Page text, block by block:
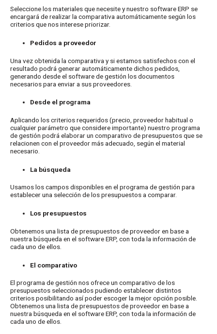
Seleccione los materiales que necesite y nuestro software ERP se
encargará de realizar la comparativa automáticamente según los
criterios que nos interese priorizar.
Pedidos a proveedor
Una vez obtenida la comparativa y si estamos satisfechos con el
resultado podrá generar automáticamente dichos pedidos,
generando desde el software de gestión los documentos
necesarios para enviar a sus proveedores.
Desde el programa
Aplicando los criterios requeridos (precio, proveedor habitual o
cualquier parámetro que considere importante) nuestro programa
de gestión podrá elaborar un comparativo de presupuestos que se
relacionen con el proveedor más adecuado, según el material
necesario.
La búsqueda
Usamos los campos disponibles en el programa de gestión para
establecer una selección de los presupuestos a comparar.
Los presupuestos
Obtenemos una lista de presupuestos de proveedor en base a
nuestra búsqueda en el software ERP, con toda la información de
cada uno de ellos.
El comparativo
El programa de gestión nos ofrece un comparativo de los
presupuestos seleccionados pudiendo establecer distintos
criterios posibilitando así poder escoger la mejor opción posible.
Obtenemos una lista de presupuestos de proveedor en base a
nuestra búsqueda en el software ERP, con toda la información de
cada uno de ellos.